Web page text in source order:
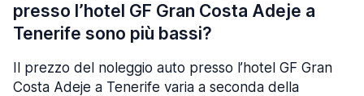
presso l’hotel GF Gran Costa Adeje a
Tenerife sono più bassi?
Il prezzo del noleggio auto presso l’hotel GF Gran
Costa Adeje a Tenerife varia a seconda della